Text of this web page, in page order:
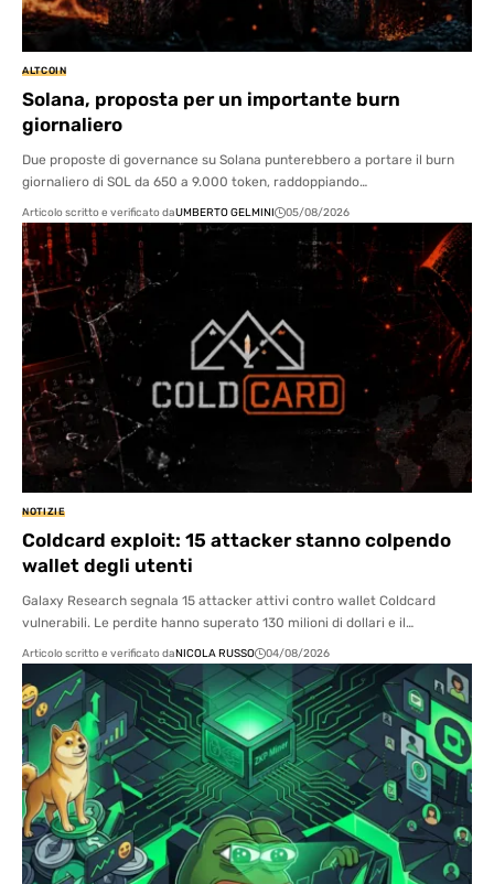
ALTCOIN
Solana, proposta per un importante burn
giornaliero
Due proposte di governance su Solana punterebbero a portare il burn
giornaliero di SOL da 650 a 9.000 token, raddoppiando…
Articolo scritto e verificato daUMBERTO GELMINI 05/08/2026
NOTIZIE
Coldcard exploit: 15 attacker stanno colpendo
wallet degli utenti
Galaxy Research segnala 15 attacker attivi contro wallet Coldcard
vulnerabili. Le perdite hanno superato 130 milioni di dollari e il…
Articolo scritto e verificato daNICOLA RUSSO 04/08/2026